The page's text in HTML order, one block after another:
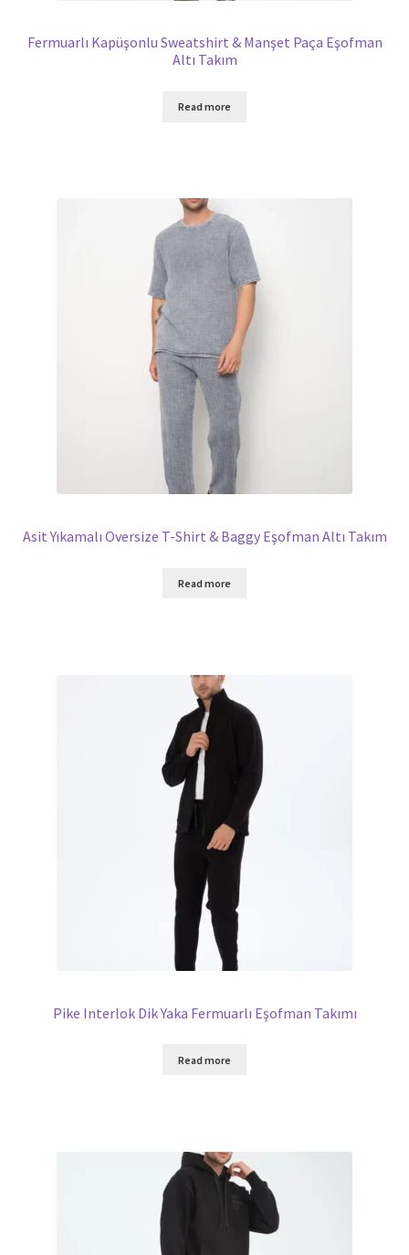
Fermuarlı Kapüşonlu Sweatshirt & Manşet Paça Eşofman
Altı Takım
Read more
Asit Yıkamalı Oversize T-Shirt & Baggy Eşofman Altı Takım
Read more
Pike Interlok Dik Yaka Fermuarlı Eşofman Takımı
Read more